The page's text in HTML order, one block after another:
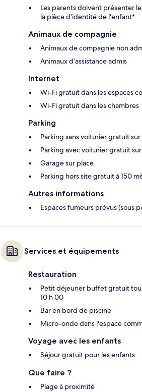
Les parents doivent présenter
la pièce d'identité de l'enfant*
Animaux de compagnie
Animaux de compagnie non
Animaux d’assistance admis
Internet
Wi-Fi gratuit dans les espaces
Wi-Fi gratuit dans les chambres
Parking
Parking sans voiturier gratuit
Parking avec voiturier gratuit
Garage sur place
Parking hors site gratuit à 150
Autres informations
Espaces fumeurs prévus (sous
Services et équipements
Restauration
Petit déjeuner buffet gratuit
10 h 00
Bar en bord de piscine
Micro-onde dans l'espace
Voyage avec les enfants
Séjour gratuit pour les enfants
Que faire ?
Plage à proximité